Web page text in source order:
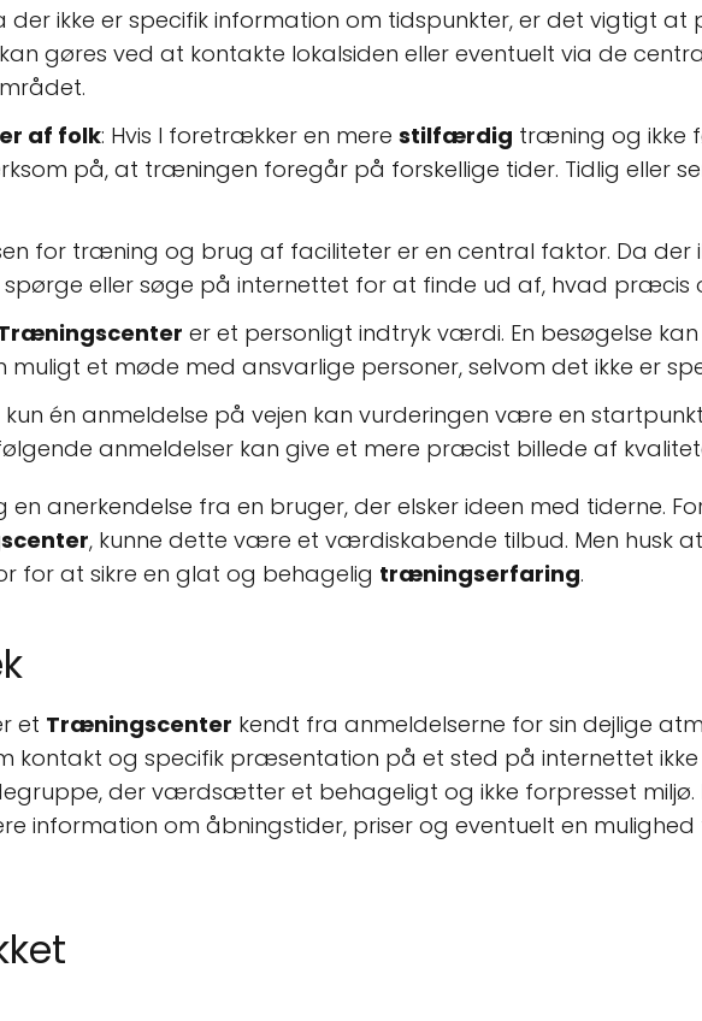
der ikke er specifik information om tidspunkter, er det vigtigt
gøres ved at kontakte lokalsiden eller eventuelt via de
af folk: Hvis I foretrækker en mere stilfærdig træning og ikke
på, at træningen foregår på forskellige tider. Tidlig eller
for træning og brug af faciliteter er en central faktor. Da der
spørge eller søge på internettet for at finde ud af, hvad præcis
er et personligt indtryk værdi. En besøgelse
et møde med ansvarlige personer, selvom det ikke er
kun én anmeldelse på vejen kan vurderingen være en
anmeldelser kan give et mere præcist billede af
anerkendelse fra en bruger, der elsker ideen med tiderne.
, kunne dette være et værdiskabende tilbud. Men husk
for at sikre en glat og behagelig træningserfaring.
et Træningscenter kendt fra anmeldelserne for sin dejlige
kontakt og specifik præsentation på et sted på internettet
der værdsætter et behageligt og ikke forpresset miljø.
information om åbningstider, priser og eventuelt en